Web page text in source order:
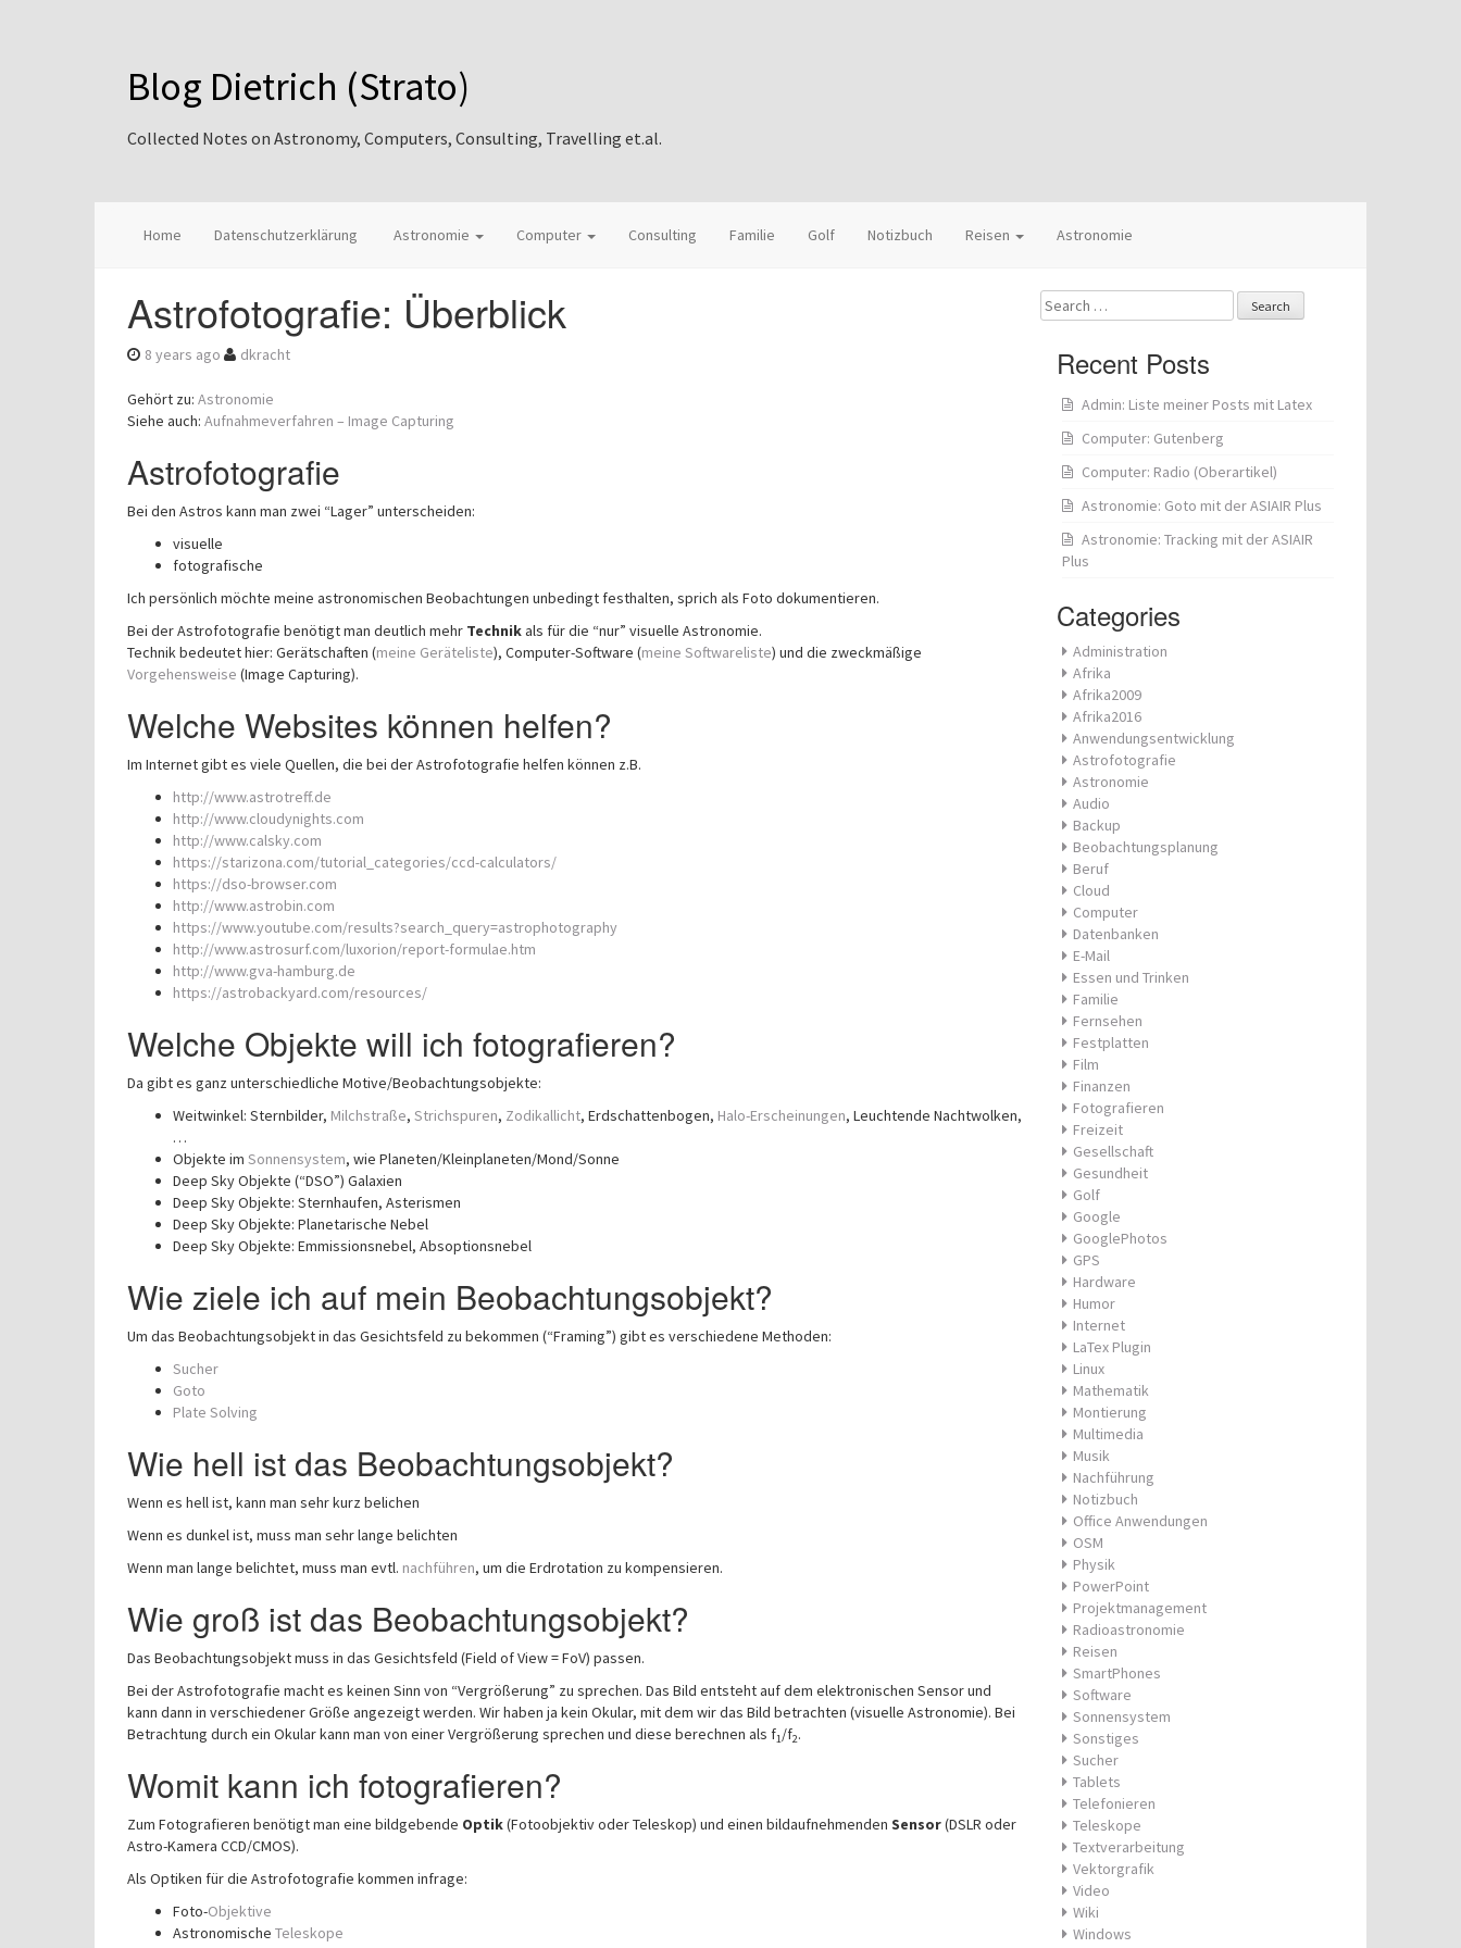
Blog Dietrich (Strato)
Collected Notes on Astronomy, Computers, Consulting, Travelling et.al.
Home Datenschutzerklärung Astronomie Computer Consulting Familie Golf Notizbuch Reisen Astronomie
Astrofotografie: Überblick
8 years ago dkracht
Gehört zu: Astronomie
Siehe auch: Aufnahmeverfahren – Image Capturing
Astrofotografie
Bei den Astros kann man zwei “Lager” unterscheiden:
visuelle
fotografische
Ich persönlich möchte meine astronomischen Beobachtungen unbedingt festhalten, sprich als Foto dokumentieren.
Bei der Astrofotografie benötigt man deutlich mehr Technikals für die “nur” visuelle Astronomie.
Technik bedeutet hier: Gerätschaften (meine Geräteliste), Computer-Software (meine Softwareliste) und die zweckmäßige
Vorgehensweise (Image Capturing).
Welche Websites können helfen?
Im Internet gibt es viele Quellen, die bei der Astrofotografie helfen können z.B.
http://www.astrotreff.de
http://www.cloudynights.com
http://www.calsky.com
https://starizona.com/tutorial_categories/ccd-calculators/
https://dso-browser.com
http://www.astrobin.com
https://www.youtube.com/results?search_query=astrophotography
http://www.astrosurf.com/luxorion/report-formulae.htm
http://www.gva-hamburg.de
https://astrobackyard.com/resources/
Welche Objekte will ich fotografieren?
Da gibt es ganz unterschiedliche Motive/Beobachtungsobjekte:
Weitwinkel: Sternbilder, Milchstraße, Strichspuren, Zodikallicht, Erdschattenbogen, Halo-Erscheinungen, Leuchtende Nachtwolken,
…
Objekte im Sonnensystem, wie Planeten/Kleinplaneten/Mond/Sonne
Deep Sky Objekte (“DSO”) Galaxien
Deep Sky Objekte: Sternhaufen, Asterismen
Deep Sky Objekte: Planetarische Nebel
Deep Sky Objekte: Emmissionsnebel, Absoptionsnebel
Wie ziele ich auf mein Beobachtungsobjekt?
Um das Beobachtungsobjekt in das Gesichtsfeld zu bekommen (“Framing”) gibt es verschiedene Methoden:
Sucher
Goto
Plate Solving
Wie hell ist das Beobachtungsobjekt?
Wenn es hell ist, kann man sehr kurz belichen
Wenn es dunkel ist, muss man sehr lange belichten
Wenn man lange belichtet, muss man evtl. nachführen, um die Erdrotation zu kompensieren.
Wie groß ist das Beobachtungsobjekt?
Das Beobachtungsobjekt muss in das Gesichtsfeld (Field of View = FoV) passen.
Bei der Astrofotografie macht es keinen Sinn von “Vergrößerung” zu sprechen. Das Bild entsteht auf dem elektronischen Sensor und
kann dann in verschiedener Größe angezeigt werden. Wir haben ja kein Okular, mit dem wir das Bild betrachten (visuelle Astronomie). Bei
Betrachtung durch ein Okular kann man von einer Vergrößerung sprechen und diese berechnen als f1 /f2.
Womit kann ich fotografieren?
Zum Fotografieren benötigt man eine bildgebende Optik(Fotoobjektiv oder Teleskop) und einen bildaufnehmenden Sensor(DSLR oder
Astro-Kamera CCD/CMOS).
Als Optiken für die Astrofotografie kommen infrage:
Foto-Objektive
Astronomische Teleskope
Search
for:
Recent Posts
Admin: Liste meiner Posts mit Latex
Computer: Gutenberg
Computer: Radio (Oberartikel)
Astronomie: Goto mit der ASIAIR Plus
Astronomie: Tracking mit der ASIAIR
Plus
Categories
Administration
Afrika
Afrika2009
Afrika2016
Anwendungsentwicklung
Astrofotografie
Astronomie
Audio
Backup
Beobachtungsplanung
Beruf
Cloud
Computer
Datenbanken
E-Mail
Essen und Trinken
Familie
Fernsehen
Festplatten
Film
Finanzen
Fotografieren
Freizeit
Gesellschaft
Gesundheit
Golf
Google
GooglePhotos
GPS
Hardware
Humor
Internet
LaTex Plugin
Linux
Mathematik
Montierung
Multimedia
Musik
Nachführung
Notizbuch
Office Anwendungen
OSM
Physik
PowerPoint
Projektmanagement
Radioastronomie
Reisen
SmartPhones
Software
Sonnensystem
Sonstiges
Sucher
Tablets
Telefonieren
Teleskope
Textverarbeitung
Vektorgrafik
Video
Wiki
Windows